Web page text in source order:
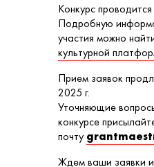
Конкурс
Подробную
участия можно
культурной
Прием заявок
2025 г.
Уточняющие
конкурсе
почту
Ждем ваши заявки